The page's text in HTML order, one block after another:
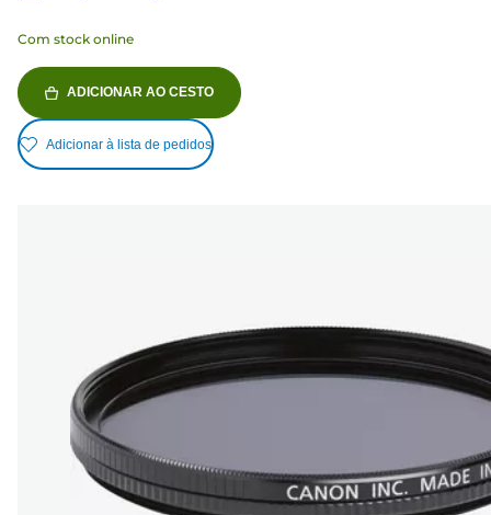
Com stock online
ADICIONAR AO CESTO
Adicionar à lista de pedidos